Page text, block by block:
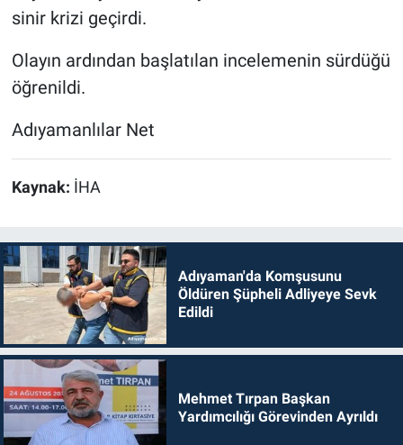
sinir krizi geçirdi.
Olayın ardından başlatılan incelemenin sürdüğü
öğrenildi.
Adıyamanlılar Net
Kaynak: İHA
Adıyaman'da Komşusunu
Öldüren Şüpheli Adliyeye Sevk
Edildi
Mehmet Tırpan Başkan
Yardımcılığı Görevinden Ayrıldı